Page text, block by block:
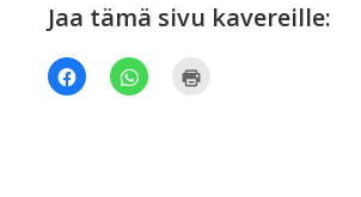
Jaa tämä sivu kavereille:
Jaa
Facebookissa(Avautuu
uudessa
Jaa
WhatsApp